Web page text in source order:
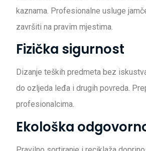
kaznama. Profesionalne usluge
završiti na pravim mjestima.
Fizička sigurnost
Dizanje teških predmeta bez
do ozljeda leđa i drugih povreda.
profesionalcima.
Ekološka